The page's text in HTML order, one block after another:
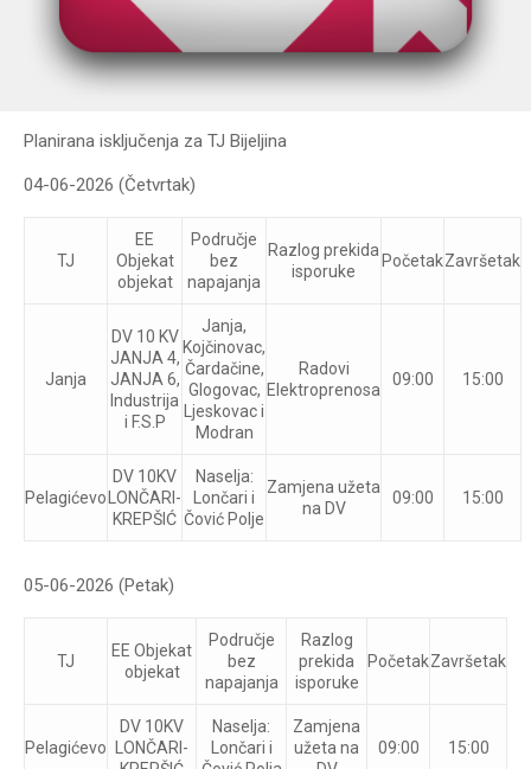
Planirana isključenja za TJ Bijeljina
04-06-2026 (Četvrtak)
TJ
EE
Objekat
objekat
Područje
bez
napajanja
Razlog prekida
isporuke
PočetakZavršetak
Janja
DV 10 KV
JANJA 4,
JANJA 6,
Industrija
i F.S.P
Janja,
Kojčinovac,
Čardačine,
Glogovac,
Ljeskovac i
Modran
Radovi
Elektroprenosa
09:00 15:00
Pelagićevo
DV 10KV
LONČARI-
KREPŠIĆ
Naselja:
Lončari i
Čović Polje
Zamjena užeta
na DV
09:00 15:00
05-06-2026 (Petak)
TJ
EE Objekat
objekat
Područje
bez
napajanja
Razlog
prekida
isporuke
PočetakZavršetak
Pelagićevo
DV 10KV
LONČARI-
Naselja:
Lončari i
Zamjena
užeta na
09:00 15:00